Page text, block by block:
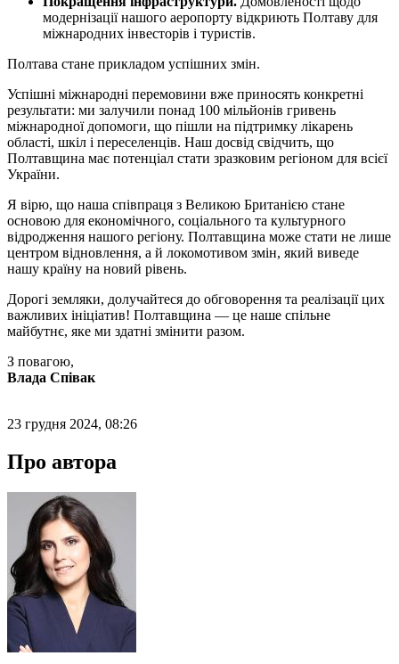
модернізації нашого аеропорту відкриють Полтаву для
міжнародних інвесторів і туристів.
Полтава стане прикладом успішних змін.
Успішні міжнародні перемовини вже приносять конкретні
результати: ми залучили понад 100 мільйонів гривень
міжнародної допомоги, що пішли на підтримку лікарень
області, шкіл і переселенців. Наш досвід свідчить, що
Полтавщина має потенціал стати зразковим регіоном для всієї
України.
Я вірю, що наша співпраця з Великою Британією стане
основою для економічного, соціального та культурного
відродження нашого регіону. Полтавщина може стати не лише
центром відновлення, а й локомотивом змін, який виведе
нашу країну на новий рівень.
Дорогі земляки, долучайтеся до обговорення та реалізації цих
важливих ініціатив! Полтавщина — це наше спільне
майбутнє, яке ми здатні змінити разом.
З повагою,
Влада Співак
23 грудня 2024, 08:26
Про автора